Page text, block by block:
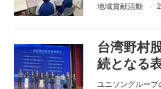
地域貢献活動
台湾野村
続となる
ユニソングループ